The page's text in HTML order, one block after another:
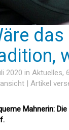
2020 in Aktuelles,
| Artikel
Mahnerin: